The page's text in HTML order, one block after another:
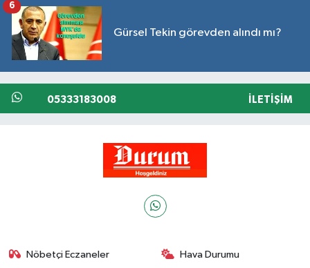
Gürsel Tekin görevden alındı mı?
6
05333183008 İLETIŞIM
Nöbetçi Eczaneler Hava Durumu